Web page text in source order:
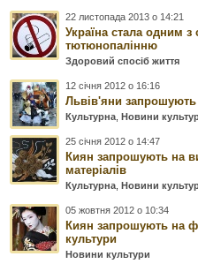
22 листопада 2013 о 14:21
Україна стала одним з
тютюнопалінню
Здоровий спосіб життя
12 січня 2012 о 16:16
Львів'яни
Культурна ,Новини
25 січня 2012 о 14:47
Киян запрошують на
матеріалів
Культурна ,Новини
05 жовтня 2012 о 10:34
Киян запрошують на
культури
Новини культури